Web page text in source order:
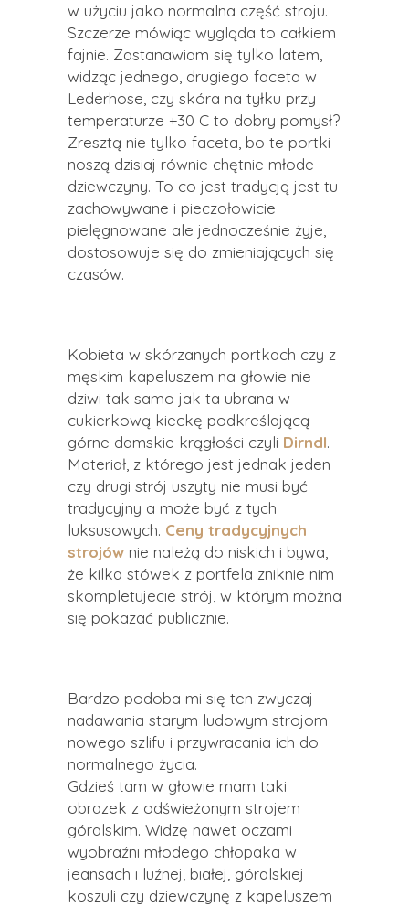
w użyciu jako normalna część stroju.
Szczerze mówiąc wygląda to całkiem
fajnie. Zastanawiam się tylko latem,
widząc jednego, drugiego faceta w
Lederhose, czy skóra na tyłku przy
temperaturze +30 C to dobry pomysł?
Zresztą nie tylko faceta, bo te portki
noszą dzisiaj równie chętnie młode
dziewczyny. To co jest tradycją jest tu
zachowywane i pieczołowicie
pielęgnowane ale jednocześnie żyje,
dostosowuje się do zmieniających się
czasów.
Kobieta w skórzanych portkach czy z
męskim kapeluszem na głowie nie
dziwi tak samo jak ta ubrana w
cukierkową kieckę podkreślającą
górne damskie krągłości czyli Dirndl.
Materiał, z którego jest jednak jeden
czy drugi strój uszyty nie musi być
tradycyjny a może być z tych
luksusowych. Ceny tradycyjnych
strojów nie należą do niskich i bywa,
że kilka stówek z portfela zniknie nim
skompletujecie strój, w którym można
się pokazać publicznie.
Bardzo podoba mi się ten zwyczaj
nadawania starym ludowym strojom
nowego szlifu i przywracania ich do
normalnego życia.
Gdzieś tam w głowie mam taki
obrazek z odświeżonym strojem
góralskim. Widzę nawet oczami
wyobraźni młodego chłopaka w
jeansach i luźnej, białej, góralskiej
koszuli czy dziewczynę z kapeluszem